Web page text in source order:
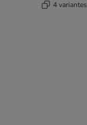
4 variantes